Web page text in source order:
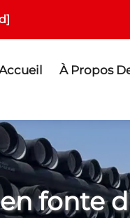
À Propos
fonte